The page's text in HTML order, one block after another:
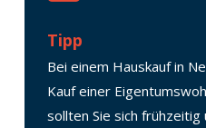
Tipp
Bei einem Hauskauf in
Kauf einer
sollten Sie sich frühzeitig